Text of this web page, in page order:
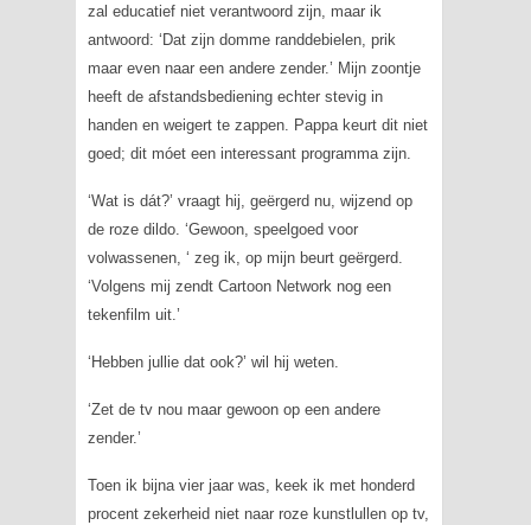
zal educatief niet verantwoord zijn, maar ik
antwoord: ‘Dat zijn domme randdebielen, prik
maar even naar een andere zender.’ Mijn zoontje
heeft de afstandsbediening echter stevig in
handen en weigert te zappen. Pappa keurt dit niet
goed; dit móet een interessant programma zijn.
‘Wat is dát?’ vraagt hij, geërgerd nu, wijzend op
de roze dildo. ‘Gewoon, speelgoed voor
volwassenen, ‘ zeg ik, op mijn beurt geërgerd.
‘Volgens mij zendt Cartoon Network nog een
tekenfilm uit.’
‘Hebben jullie dat ook?’ wil hij weten.
‘Zet de tv nou maar gewoon op een andere
zender.’
Toen ik bijna vier jaar was, keek ik met honderd
procent zekerheid niet naar roze kunstlullen op tv,